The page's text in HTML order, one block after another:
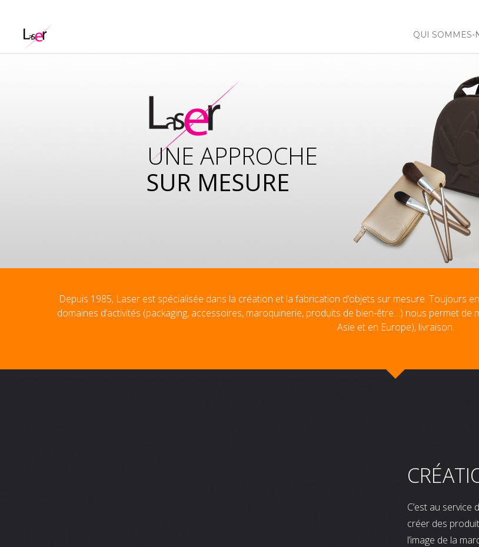
QUI SOMMES-
SUR MESURE
UNE APPROCHE
Depuis 1985, Laser est spécialisée dans la création et la fabrication d’objets sur mesure. Toujours
domaines d’activités (packaging, accessoires, maroquinerie, produits de bien-être…) nous permet
Asie et en Europe), livraison.
C’est au
créer des
l’image de la